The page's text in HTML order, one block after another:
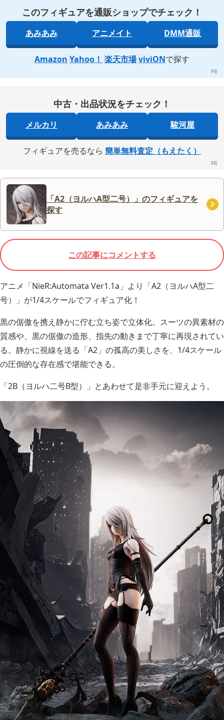
このフィギュアを通販ショップでチェック！
あみあみ アニメイト DMM通販
Amazon Yahoo！ 楽天市場 viviONで探す
中古・出品状況をチェック！
メルカリ あみあみ 駿河屋
フィギュアを売るなら 簡単無料査定（もえたく）
「A2（ヨルハA型二号）」のフィギュアを
探す
この記事にコメントする
アニメ「NieR:Automata Ver1.1a」より「A2（ヨルハA型二
号）」が1/4スケールでフィギュア化！
黒の倨傲を携え静かに佇む立ち姿で立体化。スーツの異素材の
質感や、黒の倨傲の造形、指先の動きまで丁寧に再現されてい
る。静かに視線を送る「A2」の孤高の美しさを、1/4スケール
の圧倒的な存在感で堪能できる。
「2B（ヨルハ二号B型）」とあわせて是非手元に迎えよう。